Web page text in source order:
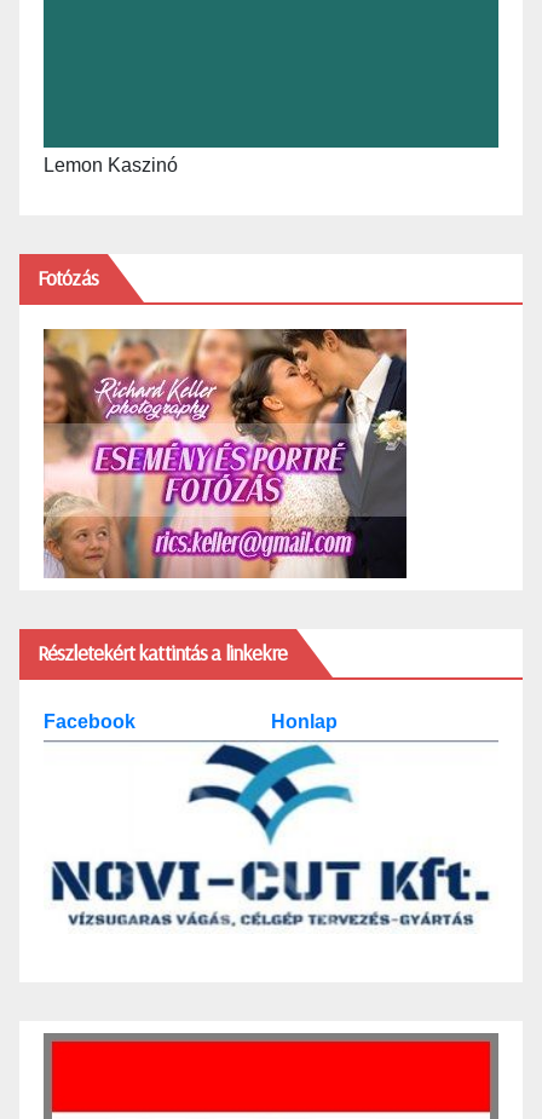
Lemon Kaszinó
Fotózás
Részletekért kattintás a linkekre
Facebook Honlap